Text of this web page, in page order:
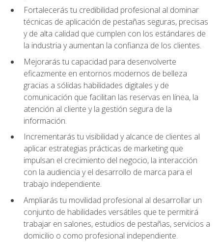
Fortalecerás tu credibilidad profesional al dominar
técnicas de aplicación de pestañas seguras, precisas
y de alta calidad que cumplen con los estándares de
la industria y aumentan la confianza de los clientes.
Mejorarás tu capacidad para desenvolverte
eficazmente en entornos modernos de belleza
gracias a sólidas habilidades digitales y de
comunicación que facilitan las reservas en línea, la
atención al cliente y la gestión segura de la
información.
Incrementarás tu visibilidad y alcance de clientes al
aplicar estrategias prácticas de marketing que
impulsan el crecimiento del negocio, la interacción
con la audiencia y el desarrollo de marca para el
trabajo independiente.
Ampliarás tu movilidad profesional al desarrollar un
conjunto de habilidades versátiles que te permitirá
trabajar en salones, estudios de pestañas, servicios a
domicilio o como profesional independiente.